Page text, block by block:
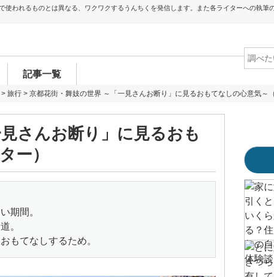
われるものとは異なる、ワクワクするうんちくを発信します。また各ライターへの執筆
記事一覧
> 旅行 > 京都花街・舞妓の世界 ～「一見さんお断り」に見るおもてなしの心意気～
さんお断り」に見るおも
ー）
期間。
。
もてなしするため。